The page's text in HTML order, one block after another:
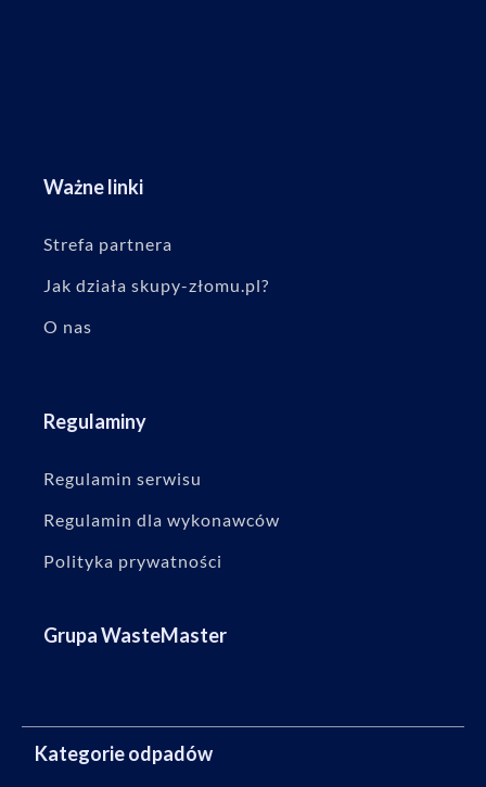
Ważne linki
Strefa partnera
Jak działa skupy-złomu.pl?
O nas
Regulaminy
Regulamin serwisu
Regulamin dla wykonawców
Polityka prywatności
Grupa WasteMaster
Kategorie odpadów